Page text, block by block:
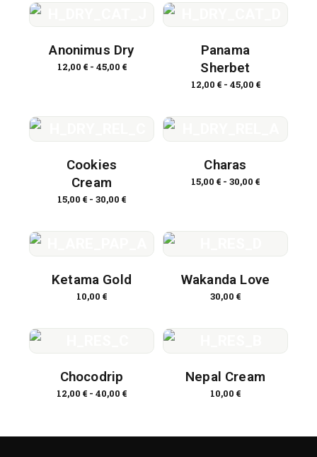
Anonimus Dry
12,00 € - 45,00 €
Panama
Sherbet
12,00 € - 45,00 €
Cookies
Cream
15,00 € - 30,00 €
Charas
15,00 € - 30,00 €
Ketama Gold
10,00 €
Wakanda Love
30,00 €
Chocodrip
12,00 € - 40,00 €
Nepal Cream
10,00 €